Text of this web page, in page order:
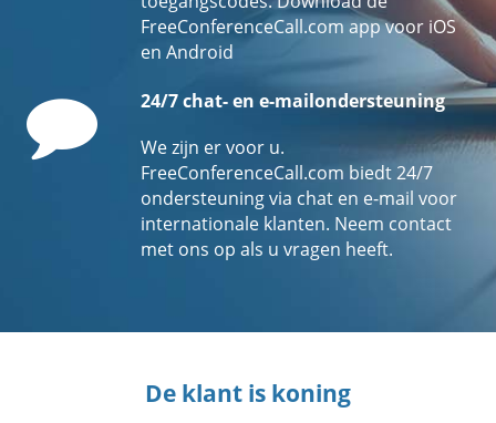
FreeConferenceCall.com app voor iOS
en Android
Comment
24/7 chat- en e-mailondersteuning
We zijn er voor u.
FreeConferenceCall.com biedt 24/7
ondersteuning via chat en e-mail voor
internationale klanten. Neem contact
met ons op als u vragen heeft.
De klant is koning